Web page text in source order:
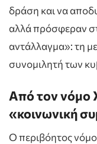
δράση και να
αλλά πρόσφεραν
αντάλλαγμα»: τη
συνομιλητή των
Από τον νόμο
«κοινωνική
Ο περιβόητος